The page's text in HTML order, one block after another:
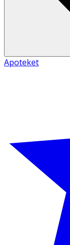
Apoteket